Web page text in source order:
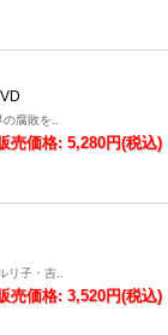
腐敗を..
売価格: 5,280円(税込)
リ子・吉..
売価格: 3,520円(税込)